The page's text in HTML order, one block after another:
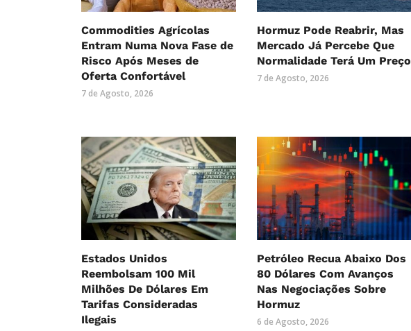
Commodities Agrícolas
Entram Numa Nova Fase de
Risco Após Meses de
Oferta Confortável
7 de Agosto, 2026
Hormuz Pode Reabrir, Mas
Mercado Já Percebe Que
Normalidade Terá Um Preço
7 de Agosto, 2026
Estados Unidos
Reembolsam 100 Mil
Milhões De Dólares Em
Tarifas Consideradas
Ilegais
Petróleo Recua Abaixo Dos
80 Dólares Com Avanços
Nas Negociações Sobre
Hormuz
6 de Agosto, 2026